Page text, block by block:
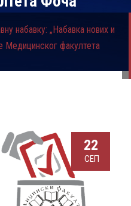
набавку: „Набавка нових и
Медицинског факултета
22
СЕП